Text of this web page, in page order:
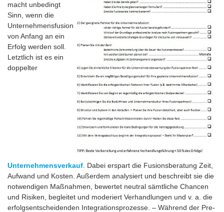
macht unbedingt
Sinn, wenn die
Unternehmensfusion
von Anfang an ein
Erfolg werden soll.
Letztlich ist es ein
doppelter
Unternehmensverkauf . Dabei erspart die Fusionsberatung Zeit,
Aufwand und Kosten. Außerdem analysiert und beschreibt sie die
notwendigen Maßnahmen, bewertet neutral sämtliche Chancen
und Risiken, begleitet und moderiert Verhandlungen und v. a. die
erfolgsentscheidenden Integrationsprozesse. – Während der Pre-